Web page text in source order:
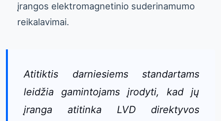
įrangos elektromagnetinio suderinamumo
reikalavimai.
Atitiktis darniesiems standartams
leidžia gamintojams įrodyti, kad jų
įranga atitinka LVD direktyvos